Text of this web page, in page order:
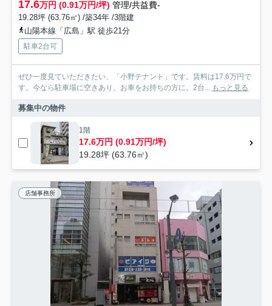
17.6万円 (0.91万円/坪) 管理/共益費-
19.28坪 (63.76㎡) /築34年 /3階建
山陽本線「広島」駅 徒歩21分
駐車2台可
ぜひ一度見ていただきたい、「小野テナント」です。賃料は17.6万円で
す。今なら駐車場に空きあり、お車をお持ちの方に。2台... もっと見る
募集中の物件
1階
17.6万円 (0.91万円/坪)
19.28坪 (63.76㎡)
店舗事務所